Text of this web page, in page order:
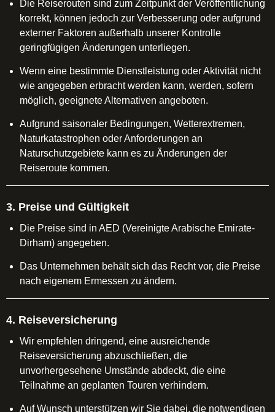
Die Reiserouten sind zum Zeitpunkt der Veröffentlichung
korrekt, können jedoch zur Verbesserung oder aufgrund
externer Faktoren außerhalb unserer Kontrolle
geringfügigen Änderungen unterliegen.
Wenn eine bestimmte Dienstleistung oder Aktivität nicht
wie angegeben erbracht werden kann, werden, sofern
möglich, geeignete Alternativen angeboten.
Aufgrund saisonaler Bedingungen, Wetterextremen,
Naturkatastrophen oder Anforderungen an
Naturschutzgebiete kann es zu Änderungen der
Reiseroute kommen.
3. Preise und Gültigkeit
Die Preise sind in AED (Vereinigte Arabische Emirate-
Dirham) angegeben.
Das Unternehmen behält sich das Recht vor, die Preise
nach eigenem Ermessen zu ändern.
4. Reiseversicherung
Wir empfehlen dringend, eine ausreichende
Reiseversicherung abzuschließen, die
unvorhergesehene Umstände abdeckt, die eine
Teilnahme an geplanten Touren verhindern.
Auf Wunsch unterstützen wir Sie dabei, die notwendigen